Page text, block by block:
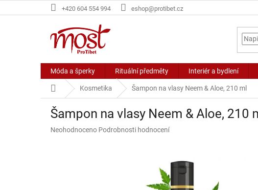
na
+420 604 554 994 eshop@protibet.cz
Móda a šperky Rituální předměty Interiér a bydlení
Domů Kosmetika Šampon na vlasy Neem & Aloe, 210 ml
Šampon na vlasy Neem & Aloe, 210
Průměrné
Neohodnoceno Podrobnosti hodnocení